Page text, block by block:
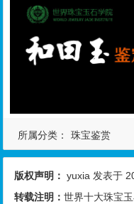
所属分类： 珠宝鉴赏
版权声明： yuxia 发表于
转载注明：世界十大珠宝